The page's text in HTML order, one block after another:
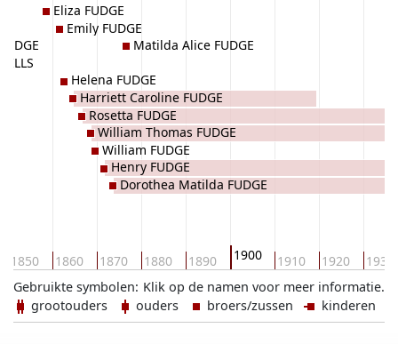
1850 1860 1870 1880 1890 1900 1910 1920 1930
Eliza FUDGE
Emily FUDGE
Helena FUDGE
Harriett Caroline FUDGE
Rosetta FUDGE
William Thomas FUDGE
William FUDGE
Henry FUDGE
Dorothea Matilda FUDGE
Matilda Alice FUDGE
Klik op de namen voor meer informatie.
Gebruikte symbolen:
grootouders
ouders broers/zussen kinderen